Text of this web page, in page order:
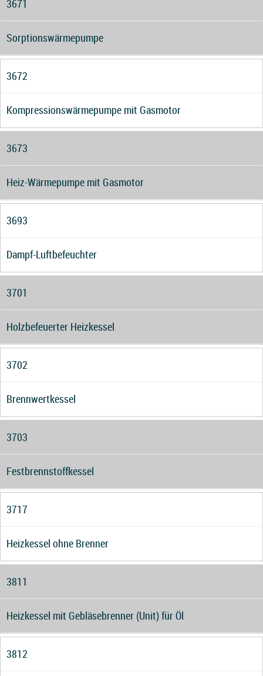
3671
Sorptionswärmepumpe
3672
Kompressionswärmepumpe mit Gasmotor
3673
Heiz-Wärmepumpe mit Gasmotor
3693
Dampf-Luftbefeuchter
3701
Holzbefeuerter Heizkessel
3702
Brennwertkessel
3703
Festbrennstoffkessel
3717
Heizkessel ohne Brenner
3811
Heizkessel mit Gebläsebrenner (Unit) für Öl
3812